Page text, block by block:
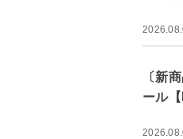
〔新
ール